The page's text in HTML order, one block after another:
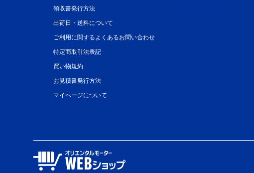
領収書発行方法
出荷日・送料について
ご利用に関するよくあるお問い合わせ
特定商取引法表記
買い物規約
お見積書発行方法
マイページについて